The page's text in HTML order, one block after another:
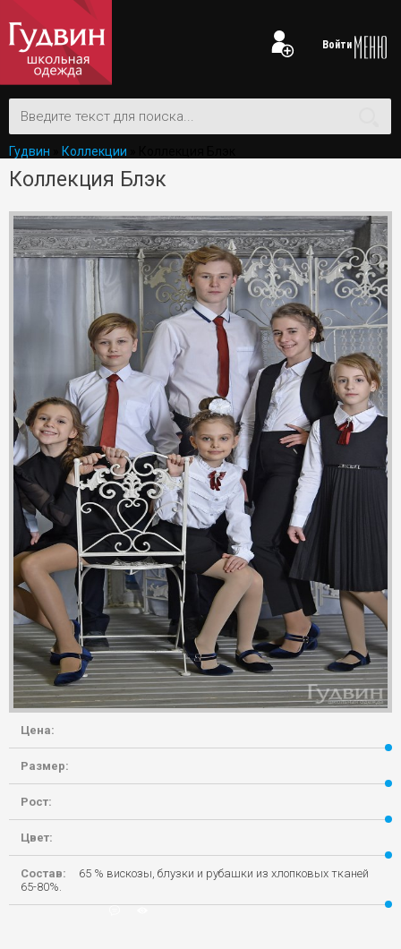
Гудвин Коллекции
Войти
Коллекция Блэк
Цена:
Размер:
Рост:
Цвет:
Состав:
65 % вискозы, блузки и рубашки из хлопковых тканей
65-80%.